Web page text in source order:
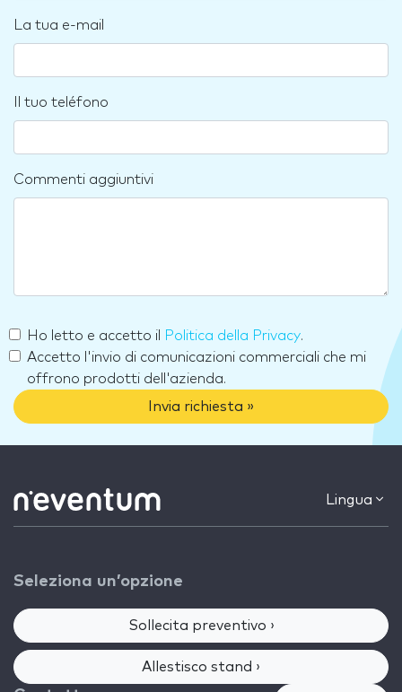
La tua e-mail
Il tuo teléfono
Commenti aggiuntivi
Ho letto e accetto il Politica della Privacy.
Accetto l'invio di comunicazioni commerciali che mi
offrono prodotti dell'azienda.
Invia richiesta »
Lingua
Seleziona un’opzione
Sollecita preventivo ›
Allestisco stand ›